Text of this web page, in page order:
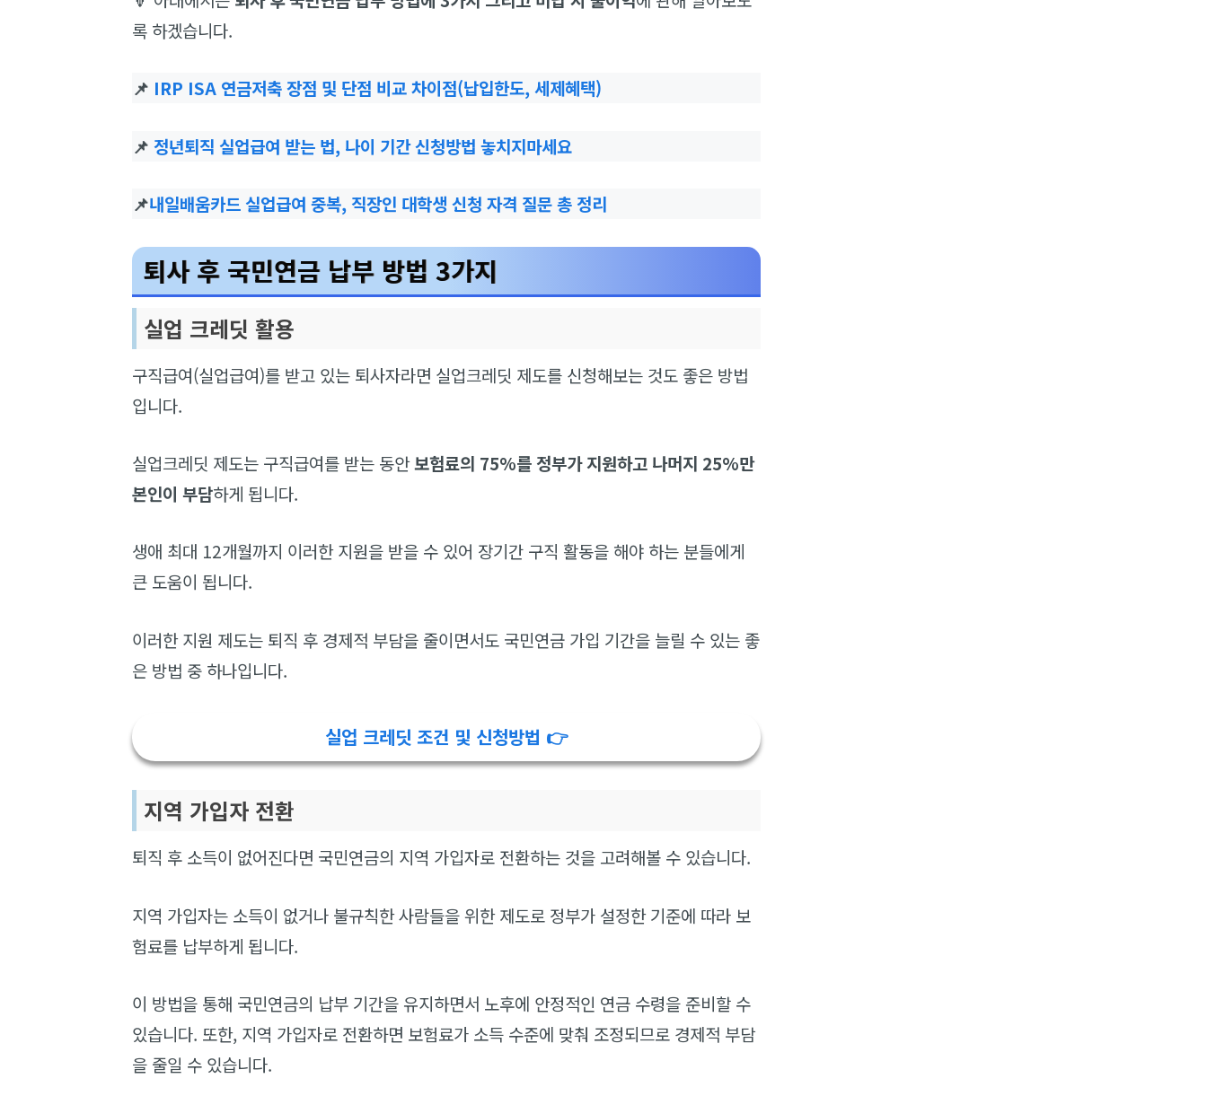
록 하겠습니다.
📌 IRP ISA 연금저축 장점 및 단점 비교 차이점(납입한도, 세제혜택)
📌 정년퇴직 실업급여 받는 법, 나이 기간 신청방법 놓치지마세요
📌내일배움카드 실업급여 중복, 직장인 대학생 신청 자격 질문 총 정리
퇴사 후 국민연금 납부 방법 3가지
실업 크레딧 활용
구직급여(실업급여)를 받고 있는 퇴사자라면 실업크레딧 제도를 신청해보는 것도 좋은 방법
입니다.
실업크레딧 제도는 구직급여를 받는 동안보험료의 75%를 정부가 지원하고 나머지 25%만
본인이 부담하게 됩니다.
생애 최대 12개월까지 이러한 지원을 받을 수 있어 장기간 구직 활동을 해야 하는 분들에게
큰 도움이 됩니다.
이러한 지원 제도는 퇴직 후 경제적 부담을 줄이면서도 국민연금 가입 기간을 늘릴 수 있는 좋
은 방법 중 하나입니다.
실업 크레딧 조건 및 신청방법 👉
지역 가입자 전환
퇴직 후 소득이 없어진다면 국민연금의 지역 가입자로 전환하는 것을 고려해볼 수 있습니다.
지역 가입자는 소득이 없거나 불규칙한 사람들을 위한 제도로 정부가 설정한 기준에 따라 보
험료를 납부하게 됩니다.
이 방법을 통해 국민연금의 납부 기간을 유지하면서 노후에 안정적인 연금 수령을 준비할 수
있습니다. 또한, 지역 가입자로 전환하면 보험료가 소득 수준에 맞춰 조정되므로 경제적 부담
을 줄일 수 있습니다.